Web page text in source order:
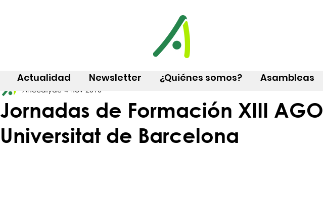
Actualidad Newsletter ¿Quiénes somos? Asambleas
Jornadas de Formación XIII AGO
Universitat de Barcelona
Anecafyde 4 nov 2016